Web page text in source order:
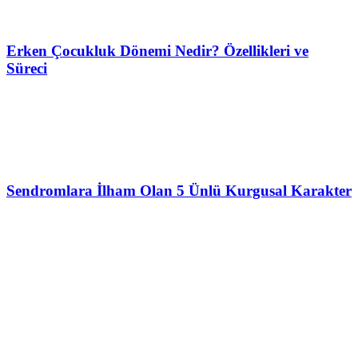
Erken Çocukluk Dönemi Nedir? Özellikleri ve
Süreci
Sendromlara İlham Olan 5 Ünlü Kurgusal Karakter